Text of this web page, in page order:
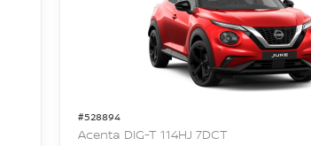
#528894
Acenta DIG-T 114HJ 7DCT